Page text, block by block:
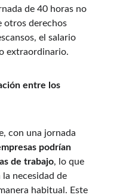
de 40 horas no
otros derechos
el salario
extraordinario.
entre los
con una jornada
podrían
de trabajo, lo que
necesidad de
habitual. Este